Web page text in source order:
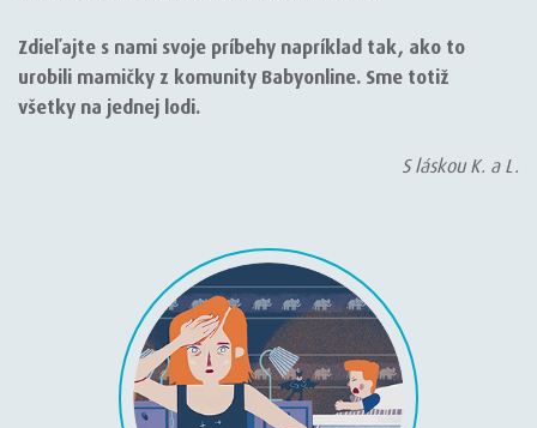
Zdieľajte s nami svoje príbehy napríklad tak, ako to
urobili mamičky z komunity Babyonline. Sme totiž
všetky na jednej lodi.
S láskou K. a L.